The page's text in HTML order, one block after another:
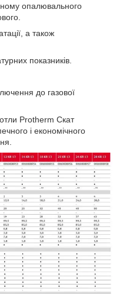
опалювального
а також
показників.
до газової
Protherm Скат
і економічного